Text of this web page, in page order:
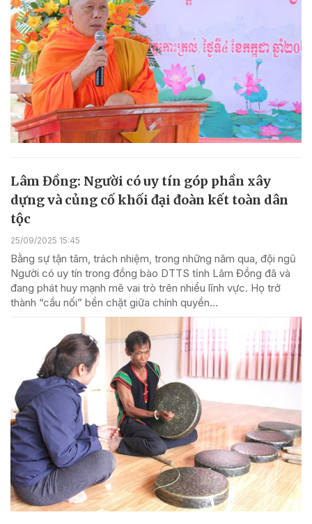
Lâm Đồng: Người có uy tín góp phần xây
dựng và củng cố khối đại đoàn kết toàn dân
tộc
25/09/2025 15:45
Bằng sự tận tâm, trách nhiệm, trong những năm qua, đội ngũ
Người có uy tín trong đồng bào DTTS tỉnh Lâm Đồng đã và
đang phát huy mạnh mẽ vai trò trên nhiều lĩnh vực. Họ trở
thành “cầu nối” bền chặt giữa chính quyền...